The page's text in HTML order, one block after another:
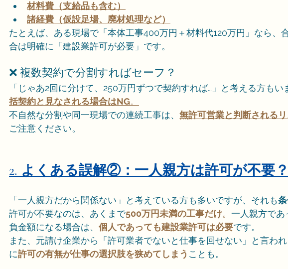
材料費（支給品も含む）
諸経費（仮設足場、廃材処理など）
たとえば、ある現場で「本体工事400万円＋材料代120万円」なら、
合は明確に「建設業許可が必要」です。
❌ 複数契約で分割すればセーフ？
「じゃあ2回に分けて、250万円ずつで契約すれば…」と考える方もい
括契約と見なされる場合はNG。
不自然な分割や同一現場での連続工事は、 無許可営業と判断される
ご注意ください。
2. よくある誤解②：一人親方は許可が不要？
「一人親方だから関係ない」と考えている方も多いですが、それも
許可が不要なのは、あくまで500万円未満の工事だけ。 一人親方であ
負金額になる場合は、 個人であっても建設業許可は必要です。
また、元請け企業から「許可業者でないと仕事を回せない」と言わ
に許可の有無が仕事の選択肢を狭めてしまう ことも。